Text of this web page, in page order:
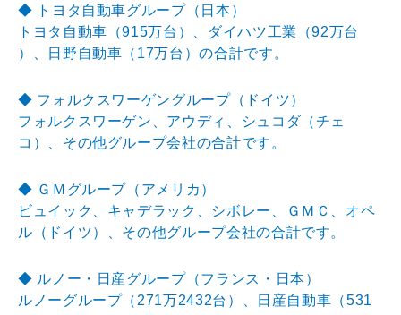
◆ トヨタ自動車グループ（日本）
トヨタ自動車（915万台）、ダイハツ工業（92万台
）、日野自動車（17万台）の合計です。
◆ フォルクスワーゲングループ（ドイツ）
フォルクスワーゲン、アウディ、シュコダ（チェ
コ）、 その他グループ会社の合計です。
◆ ＧＭグループ（アメリカ）
ビュイック、キャデラック、シボレー、ＧＭＣ、オペ
ル （ドイツ）、その他グループ会社の合計です。
◆ ルノー・日産グループ（フランス・日本）
ルノーグループ（271万2432台）、日産自動車（531